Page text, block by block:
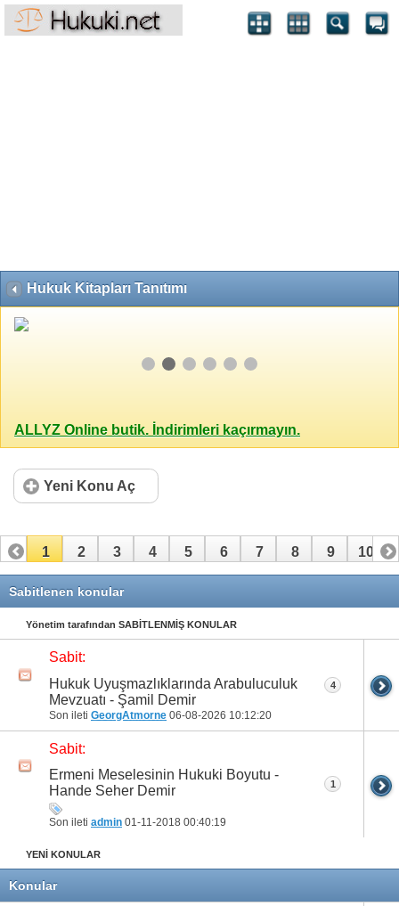
Hukuk Kitapları Tanıtımı
ALLYZ Online butik. İndirimleri kaçırmayın.
Yeni Konu Aç
1 2 3 4 5 6 7 8 9 10
11 12 13
21 22 23 24 25 26
31 32
41 42 43 44 45 49 50
51 52 53 54 55 56 57 58 59 60
61 64 65 66
71
Sabitlenen konular
Yönetim tarafından SABİTLENMİŞ KONULAR
Sabit:
Hukuk Uyuşmazlıklarında Arabuluculuk
Mevzuatı - Şamil Demir
Son ileti GeorgAtmorne 06-08-2026 10:12:20
4
Sabit:
Ermeni Meselesinin Hukuki Boyutu -
Hande Seher Demir
Son ileti admin 01-11-2018 00:40:19
1
YENİ KONULAR
Konular